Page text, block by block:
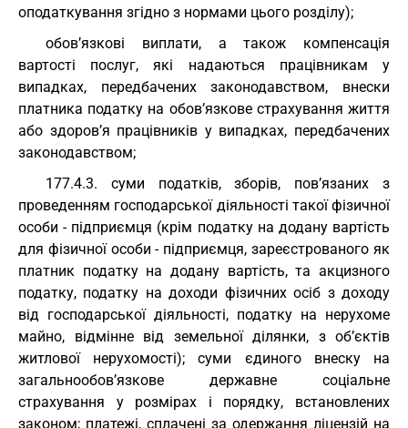
оподаткування згідно з нормами цього розділу);
обов’язкові виплати, а також компенсація
вартості послуг, які надаються працівникам у
випадках, передбачених законодавством, внески
платника податку на обов’язкове страхування життя
або здоров’я працівників у випадках, передбачених
законодавством;
177.4.3. суми податків, зборів, пов’язаних з
проведенням господарської діяльності такої фізичної
особи - підприємця (крім податку на додану вартість
для фізичної особи - підприємця, зареєстрованого як
платник податку на додану вартість, та акцизного
податку, податку на доходи фізичних осіб з доходу
від господарської діяльності, податку на нерухоме
майно, відмінне від земельної ділянки, з об’єктів
житлової нерухомості); суми єдиного внеску на
загальнообов’язкове державне соціальне
страхування у розмірах і порядку, встановлених
законом; платежі, сплачені за одержання ліцензій на